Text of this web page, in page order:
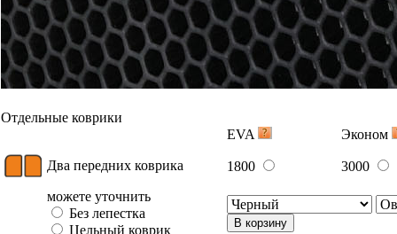
Отдельные коврики
EVA
Эконом
Два передних коврика 1800
3000
можете уточнить
Без лепестка
Цельный коврик
В корзину